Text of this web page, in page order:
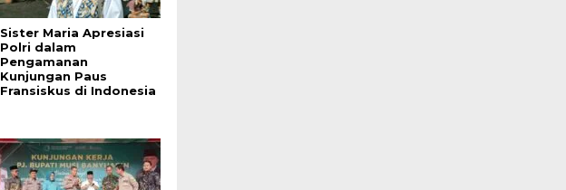
Sister Maria Apresiasi
Polri dalam
Pengamanan
Kunjungan Paus
Fransiskus di Indonesia